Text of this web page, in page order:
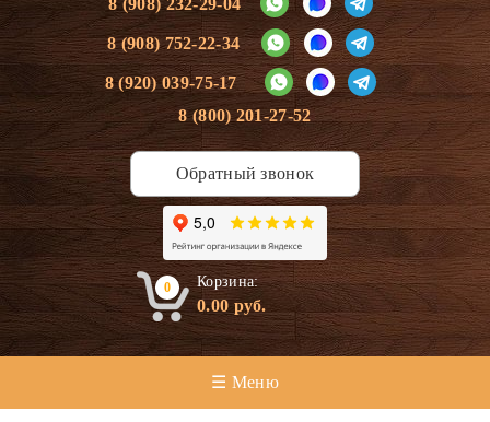
8 (908) 232-29-04
8 (908) 752-22-34
8 (920) 039-75-17
8 (800) 201-27-52
Обратный звонок
0 Корзина:
0.00руб.
☰ Меню